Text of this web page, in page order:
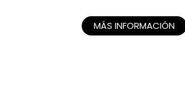
MÁS INFORMACIÓN